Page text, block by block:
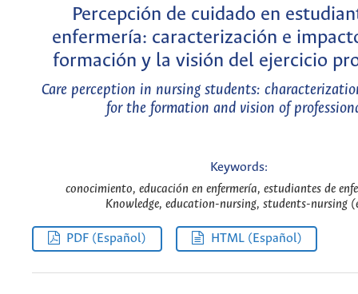
Percepción de cuidado en
enfermería: caracterización e
formación y la visión del ejercicio
Care perception in nursing students:
for the formation and vision of
Keywords:
conocimiento, educación en enfermería, estudiantes de
Knowledge, education-nursing, students-nursing
PDF (Español) HTML (Español)